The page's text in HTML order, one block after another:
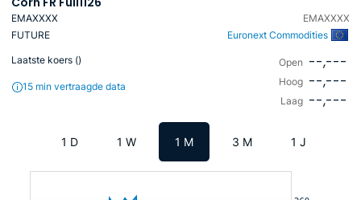
EMAXXXX
EMAXXXX
FUTURE
Euronext Commodities
Laatste koers ()
15 min vertraagde data
Open --,---
Hoog --,---
Laag --,---
1 D 1 W 1 M 3 M 1 J